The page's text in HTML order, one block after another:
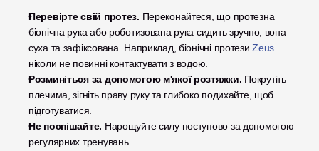
Перевірте свій протез. Переконайтеся, що протезна
біонічна рука або роботизована рука сидить зручно, вона
суха та зафіксована. Наприклад, біонічні протези Zeus
ніколи не повинні контактувати з водою.
Розминіться за допомогою м'якої розтяжки. Покрутіть
плечима, зігніть праву руку та глибоко подихайте, щоб
підготуватися.
Не поспішайте. Нарощуйте силу поступово за допомогою
регулярних тренувань.